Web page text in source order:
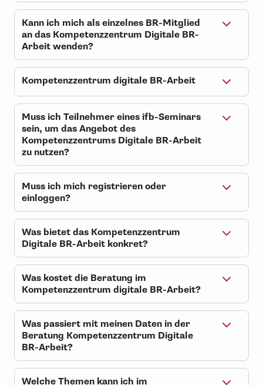
können jederzeit gestellt werden.
Ja, das Team ermöglicht eine erste
Situationsanalyse. Dabei werden
mögliche weitere
Entwicklungsschritte dann
Kann ich mich als einzelnes BR-Mitglied
an das Kompetenzzentrum Digitale BR-
Arbeit wenden?
Ja, das ist möglich. Die Beratung vom
Kompetenzzentrum Digitale BR-
Arbeit steht sowohl ganzen Gremien
als auch einzelnen Mitgliedern offen.
Kompetenzzentrum digitale BR-Arbeit
Was ist das Kompetenzzentrum für
digitale BR-Arbeit?
Das Kompetenzzentrum ist ein
kostenloses Beratungsangebot des
ifb.
Es unterstützt Betriebsräte bei
Fragen zur digitalen
Betriebsratsarbeit, zur
Gremienorganisation,
Selbstorganisation und zum Einsatz
von Künstlicher Intelligenz.
Muss ich Teilnehmer eines ifb-Seminars
sein, um das Angebot des
Kompetenzzentrums Digitale BR-Arbeit
zu nutzen?
Nein, eine Seminarteilnahme ist keine
Voraussetzung. Das Angebot des
Kompetenzzentrums Digitale BR-
Arbeit steht allen Betriebsräten offen
und ist kostenlos.
Muss ich mich registrieren oder
einloggen?
Nein, für eine Beratung im
Kompetenzzentrum Digitale BR-
Arbeit, reicht eine einfache
Was bietet das Kompetenzzentrum
Digitale BR-Arbeit konkret?
Das Kompetenzzentrum Digitale BR-
Arbeit bietet eine individuelle
Unterstützung zur digitalen
Betriebsratsarbeit. Es ermöglicht
eine erste Einschätzung der aktuellen
Situation und zeigt nächste Schritte
auf. Zudem wird eine Beratung zu
passenden Weiterbildungsangeboten
Was kostet die Beratung im
Kompetenzzentrum digitale BR-Arbeit?
Die Beratung im Kompetenzzentrum
digitale BR-Arbeit ist kostenlos.
Was passiert mit meinen Daten in der
Beratung Kompetenzzentrum Digitale
BR-Arbeit?
Alle Angaben von Ihnen, im
Kompetenzzentrum Digitale BR-
Welche Themen kann ich im